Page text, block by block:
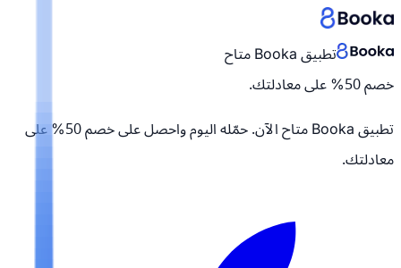
تطبيق Booka متاح
خصم 50% على معادلتك.
تطبيق Booka متاح الآن. حمّله اليوم واحصل على
خصم 50% على
معادلتك.